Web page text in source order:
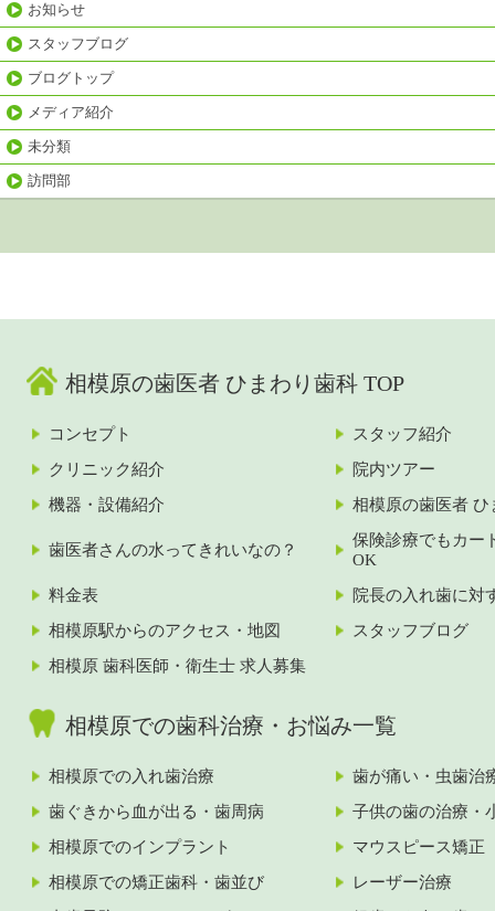
お知らせ
スタッフブログ
ブログトップ
メディア紹介
未分類
訪問部
相模原の歯医者 ひまわり歯科 TOP
コンセプト
スタッフ紹介
クリニック紹介
院内ツアー
機器・設備紹介
相模原の歯医者 ひ
歯医者さんの水ってきれいなの？
保険診療でもカー
OK
料金表
院長の入れ歯に対
相模原駅からのアクセス・地図
スタッフブログ
相模原 歯科医師・衛生士 求人募集
相模原での歯科治療・お悩み一覧
相模原での入れ歯治療
歯が痛い・虫歯治
歯ぐきから血が出る・歯周病
子供の歯の治療・
相模原でのインプラント
マウスピース矯正
相模原での矯正歯科・歯並び
レーザー治療